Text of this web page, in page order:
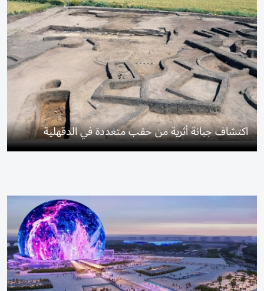
اكتشاف جبانة أثرية من حقب متعددة في الدقهلية